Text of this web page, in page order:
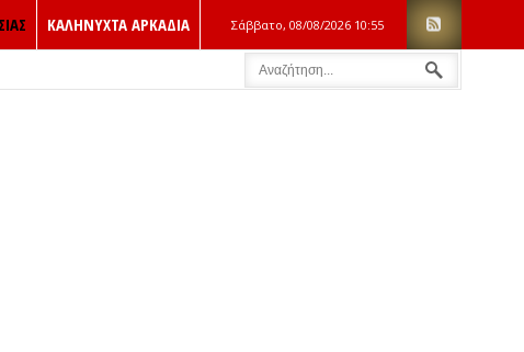
ΚΑΛΗΝΥΧΤΑ ΑΡΚΑΔΙΑ Σάββατο, 08/08/2026 10:55